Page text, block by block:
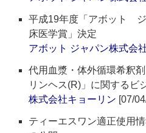
平成19年度「アボット
床医学賞」決定
アボット ジャパン株式会
代用血漿・体外循環希釈
リンヘス(R)」に関するビ
株式会社キョーリン [07/
ティーエスワン適正使用